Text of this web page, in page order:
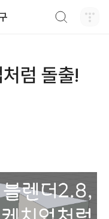
럼 돌출!